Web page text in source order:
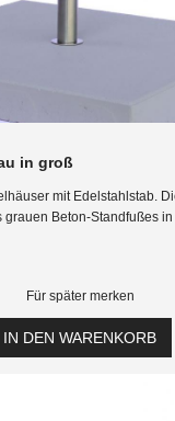
in groß
mit Edelstahlstab.
grauen Beton-Standfußes
Für später merken
IN DEN WARENKORB